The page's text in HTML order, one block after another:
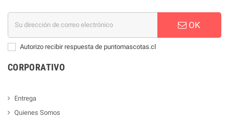
OK
Autorizo recibir respuesta de puntomascotas.cl
CORPORATIVO
Entrega
Quienes Somos